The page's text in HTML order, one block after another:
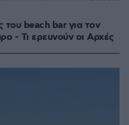
του beach bar για τον
- Τι ερευνούν οι Αρχές